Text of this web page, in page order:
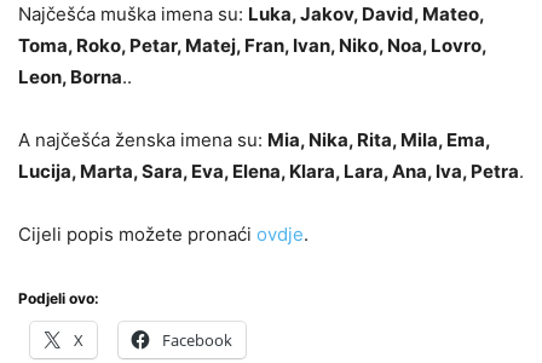
Najčešća muška imena su: Luka, Jakov, David, Mateo,
Toma, Roko, Petar, Matej, Fran, Ivan, Niko, Noa, Lovro,
Leon, Borna..
A najčešća ženska imena su: Mia, Nika, Rita, Mila, Ema,
Lucija, Marta, Sara, Eva, Elena, Klara, Lara, Ana, Iva, Petra.
Cijeli popis možete pronaći ovdje.
Podjeli ovo:
X Facebook